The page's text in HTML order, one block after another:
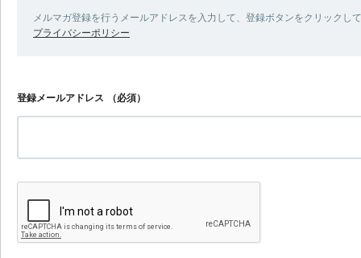
メルマガ登録を行うメールアドレスを入力して、登録ボタンをクリックし
プライバシーポリシー
登録メールアドレス （必須）